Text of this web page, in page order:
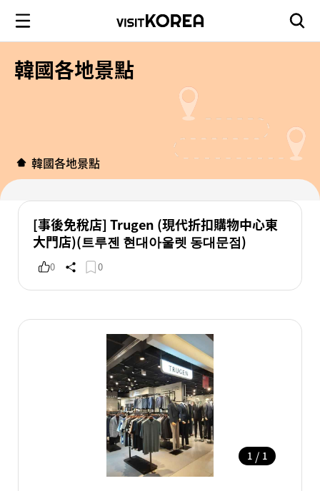
韓國各地景點
韓國各地景點
[事後免稅店] Trugen (現代折扣購物中心東
大門店)(트루젠 현대아울렛 동대문점)
0 0
1 / 1